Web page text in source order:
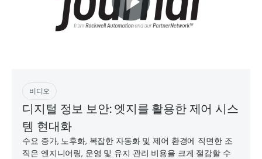
비디오
디지털 정보 보안: 엣지를 활용한 제어 시스
템 현대화
수요 증가, 노후화, 복잡한 자동화 및 제어 환경에 직면한 조
직은 엔지니어링, 운영 및 유지 관리 비용을 크게 절감할 수
지금 플레이하세요